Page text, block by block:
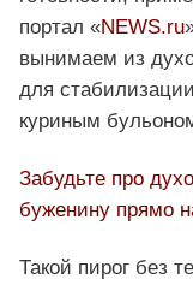
портал «NEWS.ru
вынимаем из
для
куриным
Забудьте про
буженину прямо
Такой пирог без